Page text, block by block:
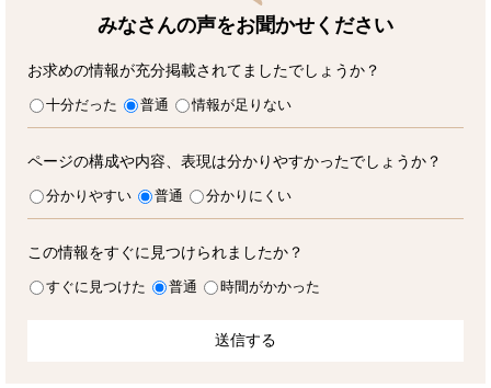
みなさんの声をお聞かせ ください
お求めの情報が充分掲載されてましたでしょうか？
十分だった 普通 情報が足りない
ページの構成や内容、表現は分かりやすかったでしょうか？
分かりやすい 普通 分かりにくい
この情報をすぐに見つけられましたか？
すぐに見つけた 普通 時間がかかった